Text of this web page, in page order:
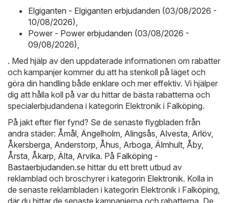
Elgiganten - Elgiganten erbjudanden (03/08/2026 -
10/08/2026)
Power - Power erbjudanden (03/08/2026 -
09/08/2026)
. Med hjälp av den uppdaterade informationen om rabatter
och kampanjer kommer du att ha stenkoll på läget och
göra din handling både enklare och mer effektiv. Vi hjälper
dig att hålla koll på var du hittar de bästa rabatterna och
specialerbjudandena i kategorin Elektronik i Falköping.
På jakt efter fler fynd? Se de senaste flygbladen från
andra städer: Åmål Ängelholm Alingsås Alvesta Arlöv,
Åkersberga Anderstorp Åhus Arboga Älmhult Åby,
Årsta Åkarp Älta Arvika. På Falköping -
Bastaerbjudanden.se hittar du ett brett utbud av
reklamblad och broschyrer i kategorin Elektronik. Kolla in
de senaste reklambladen i kategorin Elektronik i Falköping,
där du hittar de senaste kampanjerna och rabatterna. De